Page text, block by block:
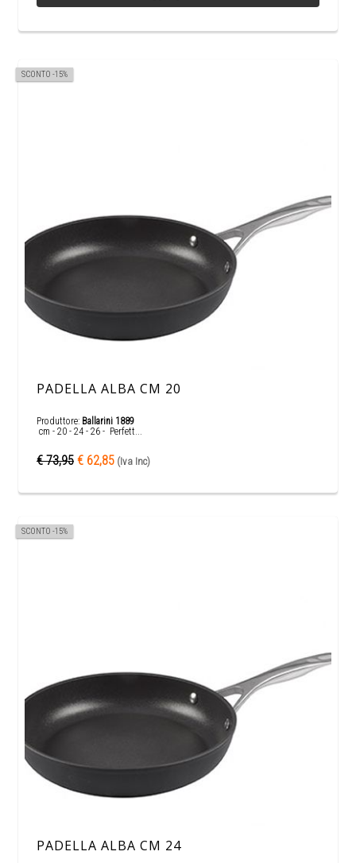
SCONTO -15%
PADELLA ALBA CM 20
Produttore: Ballarini 1889
cm - 20 - 24 - 26 - Perfett...
€ 73,95 € 62,85 (Iva Inc)
SCONTO -15%
PADELLA ALBA CM 24